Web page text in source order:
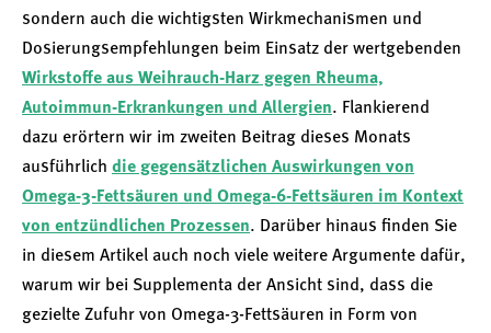
sondern auch die wichtigsten Wirkmechanismen und
Dosierungs­empfehlungen beim Einsatz der wertgebenden
Wirkstoffe aus Weihrauch-Harz gegen Rheuma,
Autoimmun-Erkrankungen und Allergien. Flankierend
dazu erörtern wir im zweiten Beitrag dieses Monats
ausführlich die gegensätzlichen Auswirkungen von
Omega-3-Fettsäuren und Omega-6-Fettsäuren im Kontext
von entzündlichen Prozessen. Darüber hinaus finden Sie
in diesem Artikel auch noch viele weitere Argumente dafür,
warum wir bei Supplementa der Ansicht sind, dass die
gezielte Zufuhr von Omega-3-Fettsäuren in Form von